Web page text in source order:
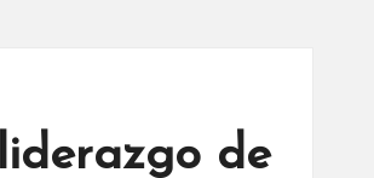
de